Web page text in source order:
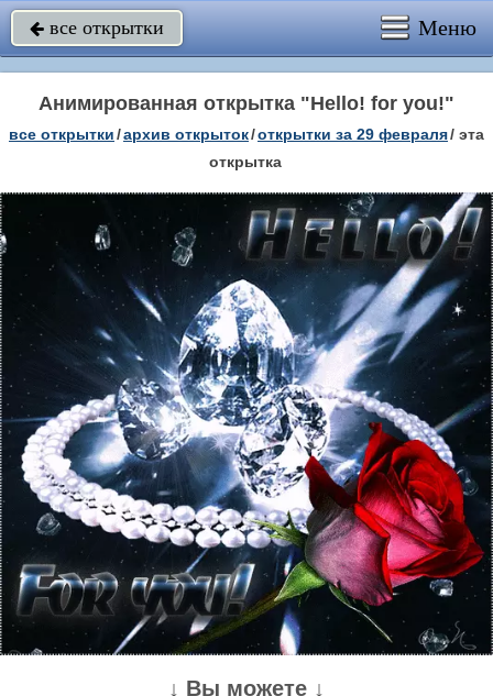
 все открытки Меню
Анимированная открытка "Hello! for you!"
все открытки/архив открыток/открытки за 29 февраля/ эта
открытка
↓ Вы можете ↓